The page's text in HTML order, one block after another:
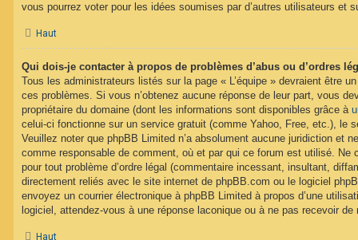
vous pourrez voter pour les idées soumises par d’autres utilisateurs et
Haut
Qui dois-je contacter à propos de problèmes d’abus ou d’ordres
Tous les administrateurs listés sur la page « L’équipe » devraient être
ces problèmes. Si vous n’obtenez aucune réponse de leur part, vous
propriétaire du domaine (dont les informations sont disponibles grâce à
celui-ci fonctionne sur un service gratuit (comme Yahoo, Free, etc.), le
Veuillez noter que phpBB Limited n’a absolument aucune juridiction et
comme responsable de comment, où et par qui ce forum est utilisé. Ne
pour tout problème d’ordre légal (commentaire incessant, insultant,
directement reliés avec le site internet de phpBB.com ou le logiciel
envoyez un courrier électronique à phpBB Limited à propos d’une
logiciel, attendez-vous à une réponse laconique ou à ne pas recevoir de
Haut